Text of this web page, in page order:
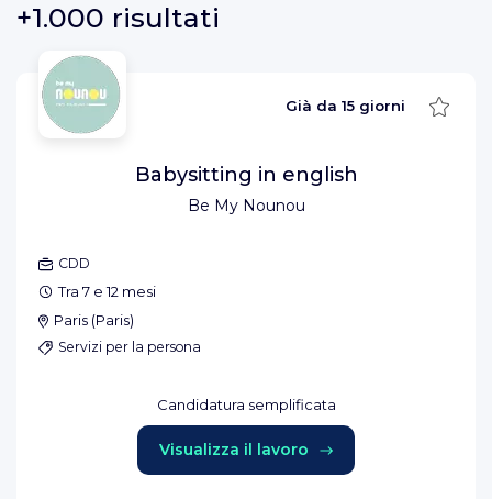
+1.000 risultati
Be My Nounou
Già da 15 giorni Salva
Babysitting in english
CDD
Tra 7 e 12 mesi
Paris (Paris)
Servizi per la persona
Candidatura semplificata
Visualizza il lavoro